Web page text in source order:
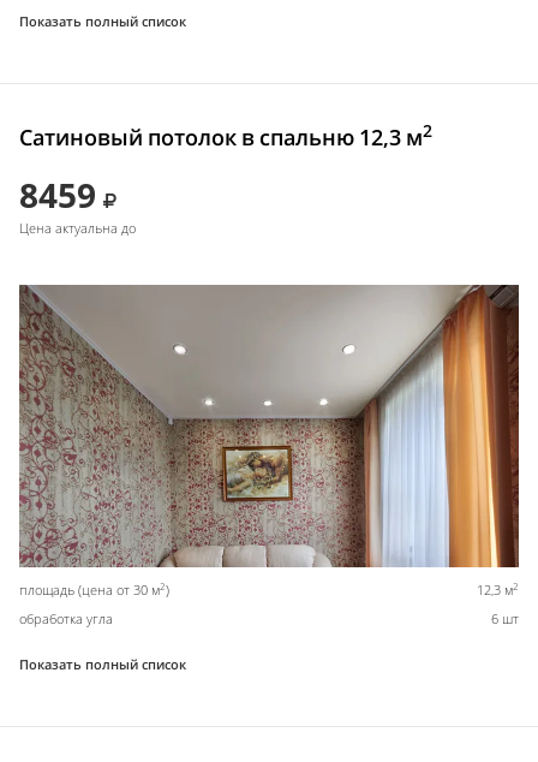
Показать полный список
Сатиновый потолок в спальню 12,3 м2
8459
Цена актуальна до
площадь (цена от 30 м2) 12,3 м2
обработка угла 6 шт
Показать полный список